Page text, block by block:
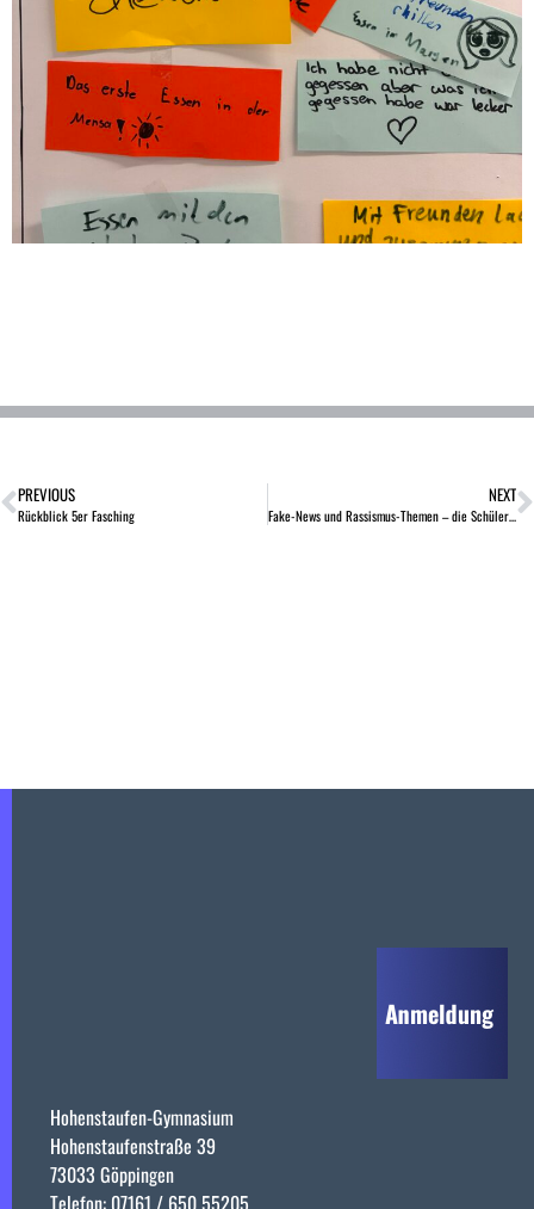
PREVIOUS
Rückblick 5er Fasching
NEXT
Fake-News und Rassismus-Themen – die Schülerzeitung-AG zu Besuch bei der NWZ
Hohenstaufen-Gymnasium
Hohenstaufenstraße 39
73033 Göppingen
Telefon: 07161 / 650 55205